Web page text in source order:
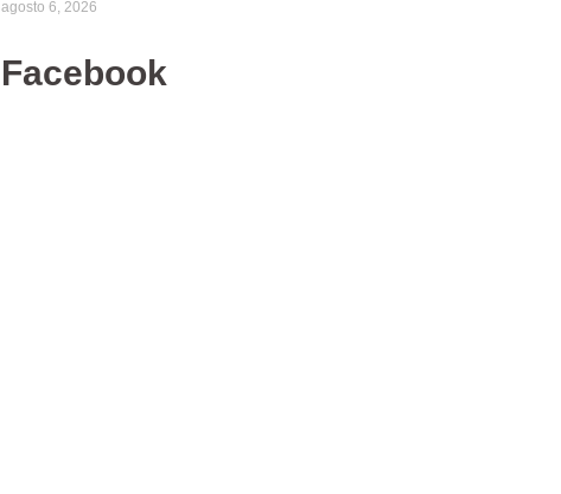
agosto 6, 2026
Facebook